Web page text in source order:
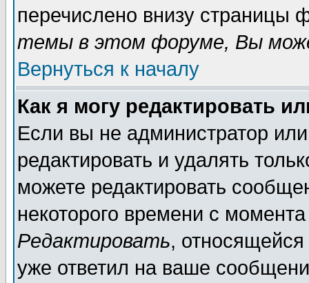
перечислено внизу страницы
темы в этом форуме, Вы
Вернуться к началу
Как я могу редактировать
Если вы не администратор
редактировать и удалять
можете редактировать
некоторого времени с
Редактировать,
уже ответил на ваше